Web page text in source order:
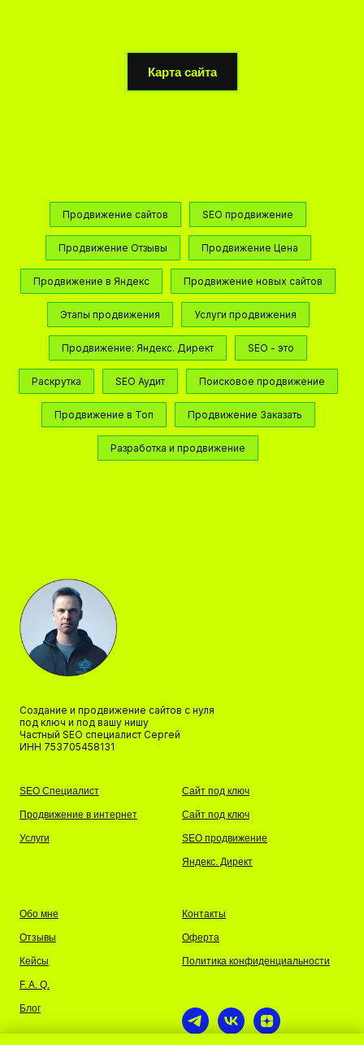
Карта сайта
Продвижение сайтов SEO продвижение
Продвижение Отзывы Продвижение Цена
Продвижение в Яндекс Продвижение новых сайтов
Этапы продвижения Услуги продвижения
Продвижение: Яндекс. Директ SEO - это
Раскрутка SEO Аудит Поисковое продвижение
Продвижение в Топ Продвижение Заказать
Разработка и продвижение
Создание и продвижение сайтов с нуля
под ключ и под вашу нишу
Частный SEO специалист Сергей
ИНН 753705458131
SEO Специалист
Продвижение в интернет
Услуги
Сайт под ключ
Сайт под ключ
SEO продвижение
Яндекс. Директ
Обо мне
Отзывы
Кейсы
F. A. Q.
Блог
Контакты
Оферта
Политика конфиденциальности